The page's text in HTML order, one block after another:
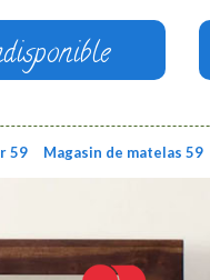
59 Magasin de matelas 59